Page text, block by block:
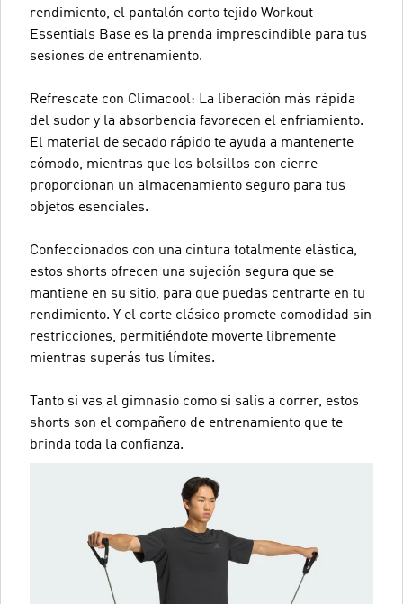
rendimiento, el pantalón corto tejido Workout
Essentials Base es la prenda imprescindible para tus
sesiones de entrenamiento.
Refrescate con Climacool: La liberación más rápida
del sudor y la absorbencia favorecen el enfriamiento.
El material de secado rápido te ayuda a mantenerte
cómodo, mientras que los bolsillos con cierre
proporcionan un almacenamiento seguro para tus
objetos esenciales.
Confeccionados con una cintura totalmente elástica,
estos shorts ofrecen una sujeción segura que se
mantiene en su sitio, para que puedas centrarte en tu
rendimiento. Y el corte clásico promete comodidad sin
restricciones, permitiéndote moverte libremente
mientras superás tus límites.
Tanto si vas al gimnasio como si salís a correr, estos
shorts son el compañero de entrenamiento que te
brinda toda la confianza.